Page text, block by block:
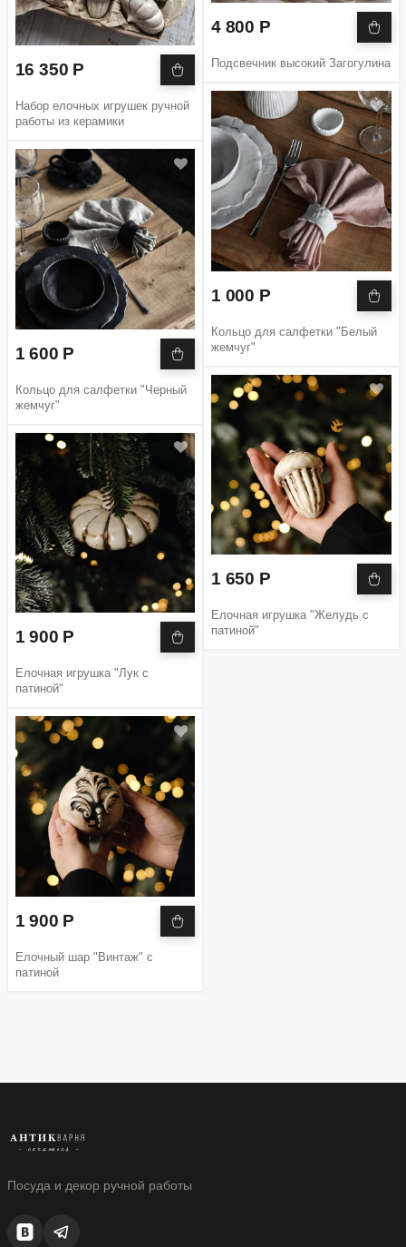
16 350 Р
Набор елочных игрушек ручной
работы из керамики
1 600 Р
Кольцо для салфетки "Черный
жемчуг"
1 900 Р
Елочная игрушка "Лук с
патиной"
1 900 Р
Елочный шар "Винтаж" с
патиной
4 800 Р
Подсвечник высокий Загогулина
1 000 Р
Кольцо для салфетки "Белый
жемчуг"
1 650 Р
Елочная игрушка "Желудь с
патиной"
Посуда и декор ручной работы